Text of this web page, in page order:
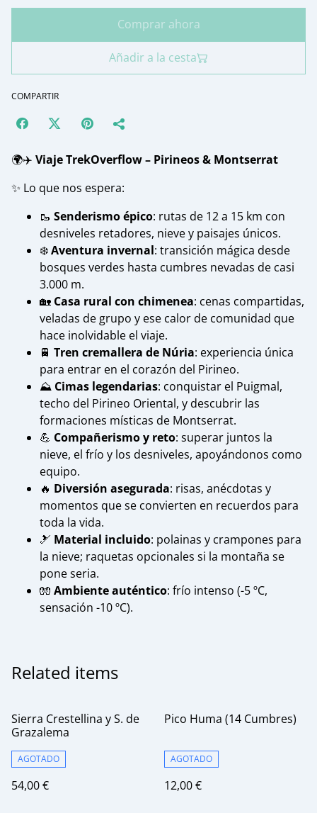
Comprar ahora
Añadir a la cesta
COMPARTIR
🌍✈️ Viaje TrekOverflow – Pirineos & Montserrat
✨ Lo que nos espera:
🥾 Senderismo épico: rutas de 12 a 15 km con
desniveles retadores, nieve y paisajes únicos.
❄️Aventura invernal: transición mágica desde
bosques verdes hasta cumbres nevadas de casi
3.000 m.
🏡 Casa rural con chimenea: cenas compartidas,
veladas de grupo y ese calor de comunidad que
hace inolvidable el viaje.
🚆 Tren cremallera de Núria: experiencia única
para entrar en el corazón del Pirineo.
⛰️ Cimas legendarias: conquistar el Puigmal,
techo del Pirineo Oriental, y descubrir las
formaciones místicas de Montserrat.
💪 Compañerismo y reto: superar juntos la
nieve, el frío y los desniveles, apoyándonos como
equipo.
🔥 Diversión asegurada: risas, anécdotas y
momentos que se convierten en recuerdos para
toda la vida.
🎿 Material incluido: polainas y crampones para
la nieve; raquetas opcionales si la montaña se
pone seria.
🧤 Ambiente auténtico: frío intenso (-5 ºC,
sensación -10 ºC).
Related items
Sierra Crestellina y S. de
Grazalema
AGOTADO
54,00 €
Pico Huma (14 Cumbres)
AGOTADO
12,00 €